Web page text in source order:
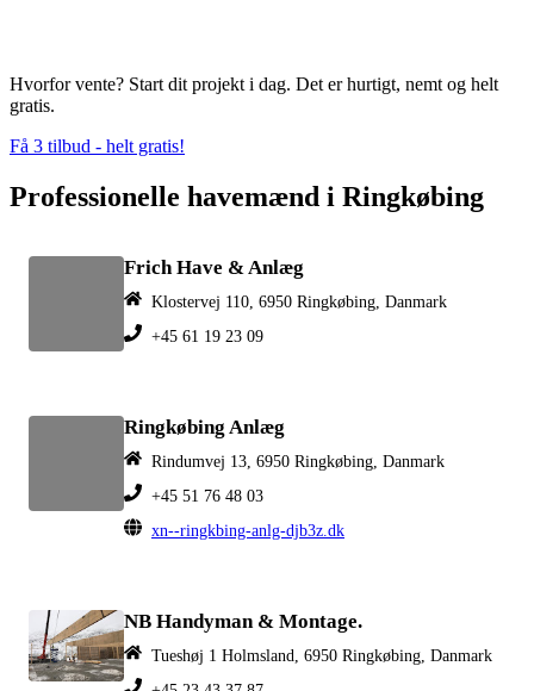
Hvorfor vente? Start dit projekt i dag. Det er hurtigt, nemt og helt
gratis.
Få 3 tilbud - helt gratis!
Professionelle havemænd i Ringkøbing
Frich Have & Anlæg
Klostervej 110, 6950 Ringkøbing, Danmark
+45 61 19 23 09
Ringkøbing Anlæg
Rindumvej 13, 6950 Ringkøbing, Danmark
+45 51 76 48 03
xn--ringkbing-anlg-djb3z.dk
NB Handyman & Montage.
Tueshøj 1 Holmsland, 6950 Ringkøbing, Danmark